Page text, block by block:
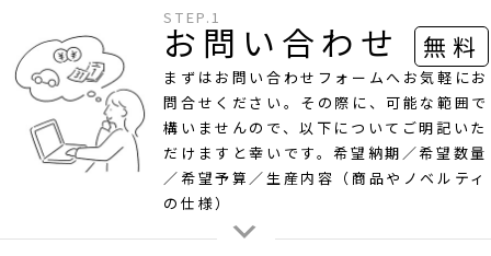
STEP.1
お問い合わせ 無料
まずはお問い合わせフォームへお気軽にお
問合せください。その際に、可能な範囲で
構いませんので、以下についてご明記いた
だけますと幸いです。希望納期／希望数量
／希望予算／生産内容（商品やノベルティ
の仕様）